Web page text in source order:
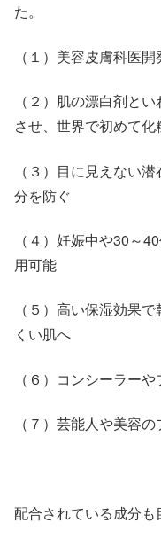
た。
（１）美容皮膚科医
（２）肌の漂白剤と
させ、世界で初めて化
（３）目に見えない
分を防ぐ
（４）妊娠中や30～
用可能
（５）高い保湿効果
くい肌へ
（６）コンシーラー
（７）芸能人や美容
配合されている成分も